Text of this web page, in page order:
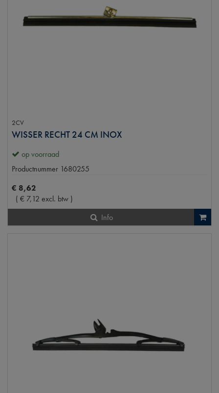
2CV
WISSER RECHT 24 CM INOX
op voorraad
Productnummer 1680255
€ 8,62
( € 7,12 excl. btw )
Info